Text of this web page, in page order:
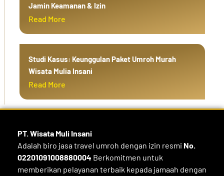
Jamin Keamanan & Izin
Read More
Studi Kasus: Keunggulan Paket Umroh Murah
Wisata Mulia Insani
Read More
PT. Wisata Muli Insani
Adalah biro jasa travel umroh dengan izin resmi No.
02201091008880004 Berkomitmen untuk
memberikan pelayanan terbaik kepada jamaah dengan